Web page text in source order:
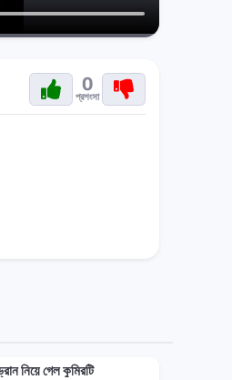
0
প্রশংসা
নিয়ে গেল কুমিরটি